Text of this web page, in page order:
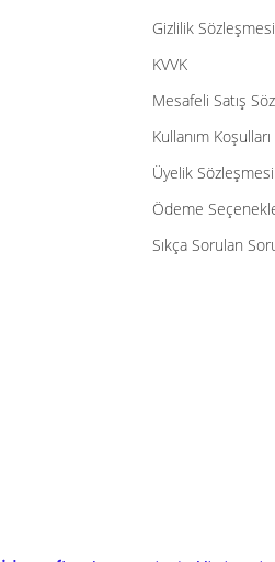
Gizlilik Sözleşmesi
KVVK
Mesafeli Satış
Kullanım Koşulları
Üyelik Sözleşmesi
Ödeme
Sıkça Sorulan